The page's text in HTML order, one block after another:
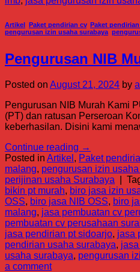
Artikel Paket pendirian cv, Paket
pengurusan izin usaha surabaya
Pengurusan NIB
Posted on August 21, 2024 by
Pengurusan NIB Murah Kami
(PT) dan ratusan Perseroan
keberhasilan. Disini kami
Continue reading →
Posted in Artikel , Paket
malang, pengurusan izin
perijinan usaha Surabaya
bikin pt murah, biro jasa izin
OSS, biro jasa NIB OSS, biro
malang, jasa pembuatan cv
pembuatan cv perusahaan
jasa pendirian pt sidoarjo, jasa
pendirian usaha surabaya,
usaha surabaya, pengurusan
a comment